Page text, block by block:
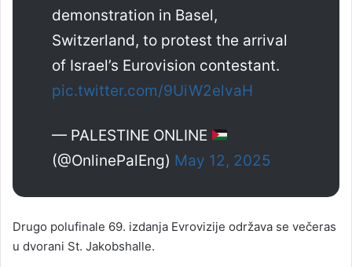
demonstration in Basel,
Switzerland, to protest the arrival
of Israel’s Eurovision contestant.
pic.twitter.com/9UiW2elvaH
— PALESTINE ONLINE
(@OnlinePalEng) May 12, 2025
Drugo polufinale 69. izdanja Evrovizije održava se večeras
u dvorani St. Jakobshalle.